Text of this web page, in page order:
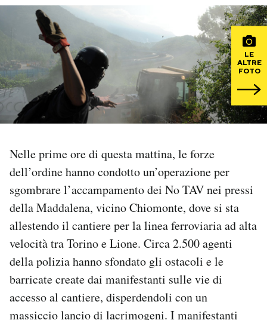
Economia
Sport
Mondiali calcio 2026
PODCAST
NEWSLETTER
I MIEI PREFERITI
SHOP
Area Personale
Newsletter
LE
ALTRE
FOTO
Nelle prime ore di questa mattina, le forze
dell’ordine hanno condotto un’operazione per
sgombrare l’accampamento dei No TAV nei pressi
della Maddalena, vicino Chiomonte, dove si sta
allestendo il cantiere per la linea ferroviaria ad alta
velocità tra Torino e Lione. Circa 2.500 agenti
della polizia hanno sfondato gli ostacoli e le
barricate create dai manifestanti sulle vie di
accesso al cantiere, disperdendoli con un
massiccio lancio di lacrimogeni. I manifestanti